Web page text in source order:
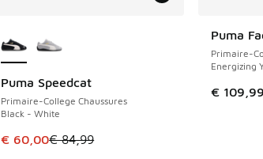
Puma Speedcat
Primaire-College Chaussures
Black - White
Cet article est en promotion. Prix en baisse
€ 60,00€ 84,99
ÉCONOMISE 24 €
Puma
Primaire-
Energizing
€ 109,99